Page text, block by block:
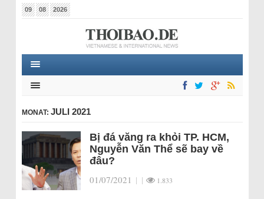
09 08 2026
MONAT: JULI 2021
Bị đá văng ra khỏi TP. HCM,
Nguyễn Văn Thể sẽ bay về
đâu?
01/07/2021 | | 1.833